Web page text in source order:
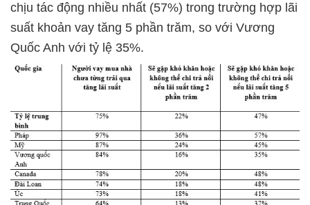
chịu tác động nhiều nhất (57%) trong trường hợp lãi
suất khoản vay tăng 5 phần trăm, so với Vương
Quốc Anh với tỷ lệ 35%.